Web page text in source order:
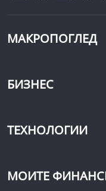
МАКРОПОГЛЕД
БИЗНЕС
ТЕХНОЛОГИИ
МОИТЕ